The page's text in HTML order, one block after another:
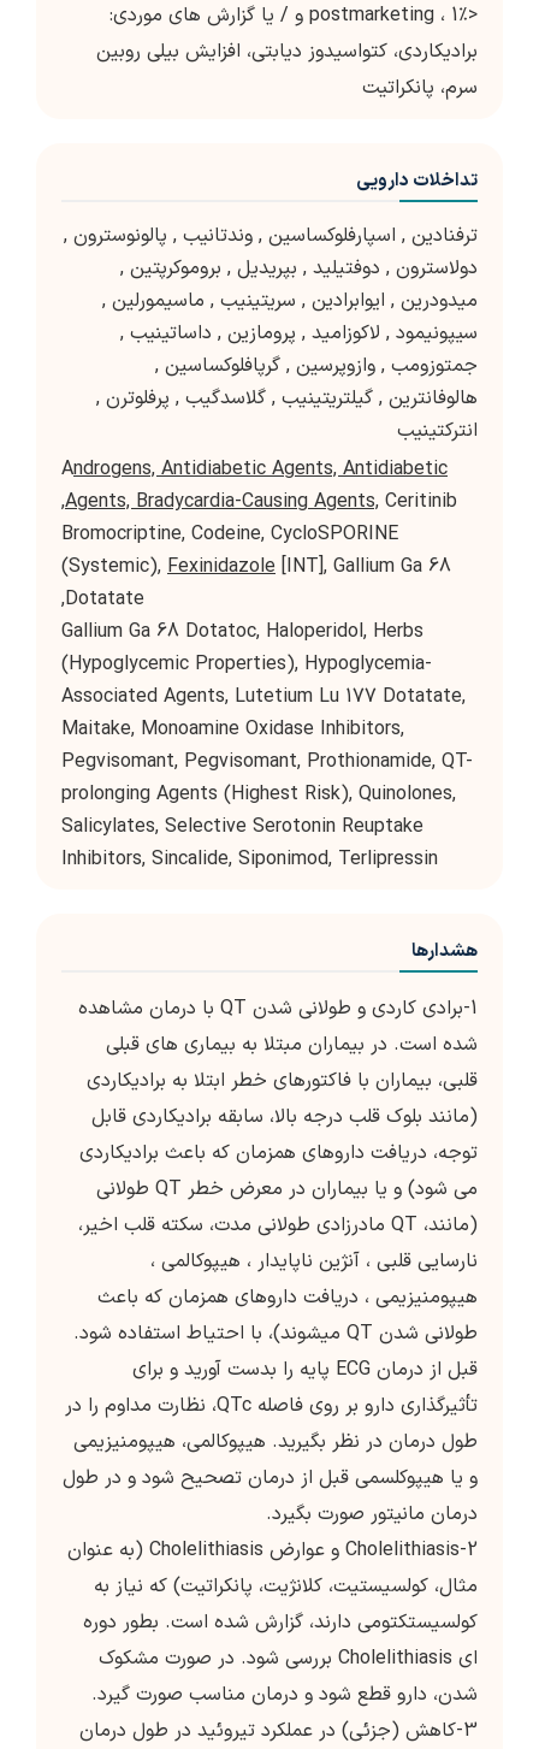
<1٪ ، postmarketing و / يا گزارش هاي موردي:
براديكاردي، كتواسيدوز ديابتي، افزايش بيلي روبين
سرم، پانكراتيت
تداخلات دارویی
ترفنادین , اسپارفلوکساسین , وندتانیب , پالونوسترون ,
دولاسترون , دوفتیلید , بپریدیل , بروموکرپتین ,
میدودرین , ایوابرادین , سریتینیب , ماسیمورلین ,
سیپونیمود , لاکوزامید , پرومازین , داساتینیب ,
جمتوزومب , وازوپرسین , گرپافلوکساسین ,
هالوفانترین , گیلتریتینیب , گلاسدگیب , پرفلوترن ,
انترکتینیب
Androgens, Antidiabetic Agents, Antidiabetic
Agents, Bradycardia-Causing Agents, Ceritinib,
Bromocriptine, Codeine, CycloSPORINE
(Systemic), Fexinidazole [INT], Gallium Ga 68
Dotatate,
Gallium Ga 68 Dotatoc, Haloperidol, Herbs
(Hypoglycemic Properties), Hypoglycemia-
Associated Agents, Lutetium Lu 177 Dotatate,
Maitake, Monoamine Oxidase Inhibitors,
Pegvisomant, Pegvisomant, Prothionamide, QT-
prolonging Agents (Highest Risk), Quinolones,
Salicylates, Selective Serotonin Reuptake
Inhibitors, Sincalide, Siponimod, Terlipressin
هشدارها
1-برادی کاردی و طولانی شدن QT با درمان مشاهده
شده است. در بيماران مبتلا به بيماري هاي قبلی
قلبي، بيماران با فاكتورهاي خطر ابتلا به براديكاردي
(مانند بلوك قلب درجه بالا، سابقه براديكاردي قابل
توجه، دريافت داروهاي همزمان که باعث براديكاردي
می شود) و يا بيماران در معرض خطر QT طولانی
(مانند، QT مادرزادی طولانی مدت، سکته قلب اخیر،
نارسایی قلبی ، آنژین ناپایدار ، هیپوکالمی ،
هیپومنیزیمی ، دریافت داروهای همزمان که باعث
طولانی شدن QT میشوند)، با احتياط استفاده شود.
قبل از درمان ECG پایه را بدست آورید و برای
تأثیرگذاری دارو بر روی فاصله QTc، نظارت مداوم را در
طول درمان در نظر بگیرید. هیپوکالمی، هیپومنیزیمی
و یا هیپوکلسمی قبل از درمان تصحیح شود و در طول
درمان مانیتور صورت بگیرد.
2-Cholelithiasis و عوارض Cholelithiasis (به عنوان
مثال، كولسيستيت، كلانژيت، پانكراتيت) كه نياز به
كولسيستكتومي دارند، گزارش شده است. بطور دوره
ای Cholelithiasis بررسی شود. در صورت مشکوک
شدن، دارو قطع شود و درمان مناسب صورت گیرد.
3-کاهش (جزئی) در عملکرد تیروئید در طول درمان